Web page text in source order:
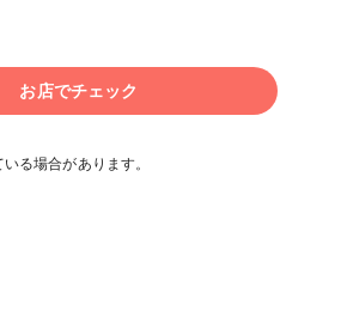
お店でチェック
る場合があります。